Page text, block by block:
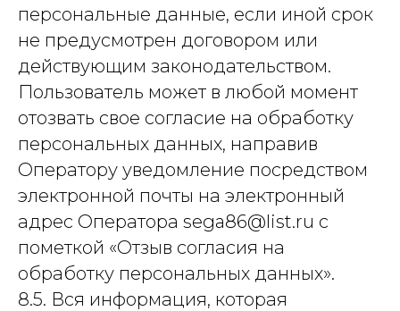
персональные данные, если иной срок
не предусмотрен договором или
действующим законодательством.
Пользователь может в любой момент
отозвать свое согласие на обработку
персональных данных, направив
Оператору уведомление посредством
электронной почты на электронный
адрес Оператора sega86@list.ru с
пометкой «Отзыв согласия на
обработку персональных данных».
8.5. Вся информация, которая